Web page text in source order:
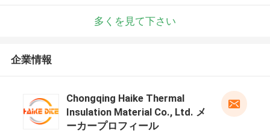
多くを見て下さい
企業情報
Chongqing Haike Thermal
Insulation Material Co., Ltd. メ
ーカープロフィール